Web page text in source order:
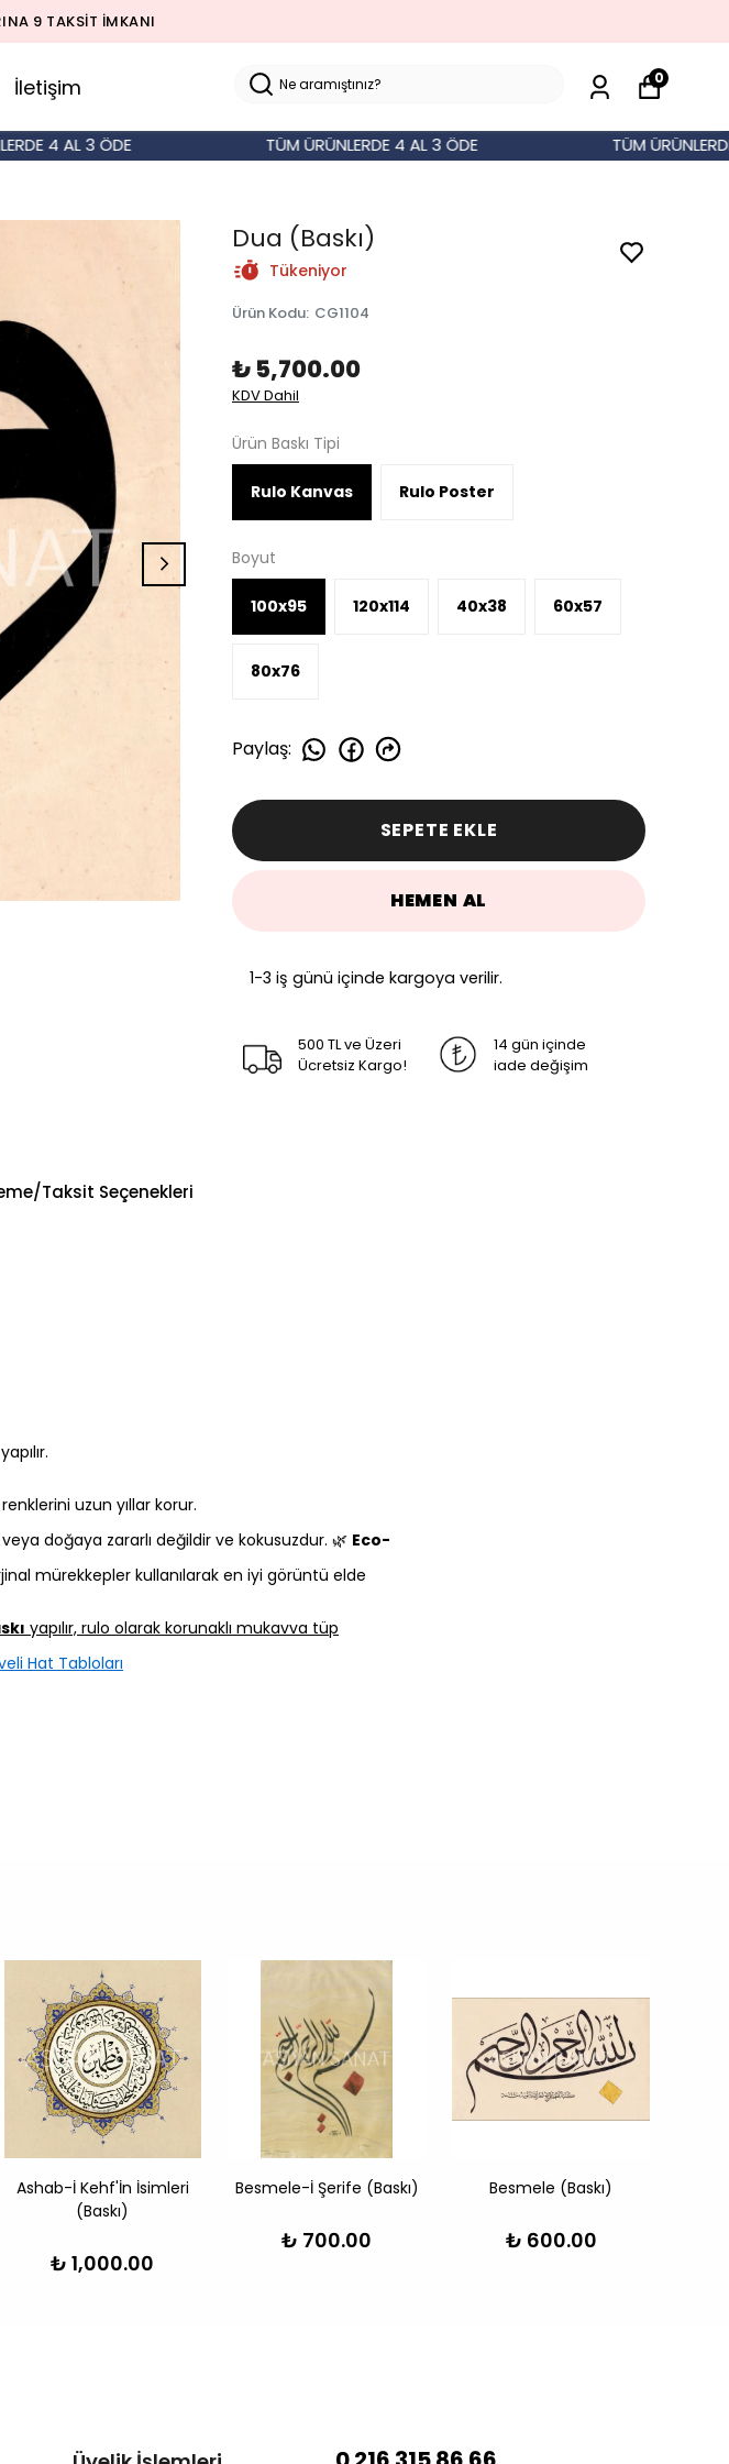
KARGO BEDAVA!
İletişim 0
4 AL 3 ÖDE TÜM ÜRÜNLERDE 4 AL 3 ÖDE
TÜM ÜRÜNLERDE 4
Dua (Baskı)
Tükeniyor
Ürün Kodu: CG1104
₺ 5,700.00
KDV Dahil
Ürün Baskı Tipi
Rulo Kanvas Rulo Poster
Boyut
100x95 120x114 40x38 60x57
80x76
Paylaş:
SEPETE EKLE
HEMEN AL
1-3 iş günü içinde kargoya verilir.
500 TL ve Üzeri
Ücretsiz Kargo!
14 gün içinde
iade değişim
Taksit Seçenekleri
uzun yıllar korur.
doğaya zararlı değildir ve kokusuzdur. 🌿 Eco-
mürekkepler kullanılarak en iyi görüntü elde
yapılır, rulo olarak korunaklı mukavva tüp
Hat Tabloları
Ashab-İ Kehf'İn İsimleri
(Baskı)
₺ 1,000.00
Besmele-İ Şerife (Baskı)
₺ 700.00
Besmele (Baskı)
₺ 600.00